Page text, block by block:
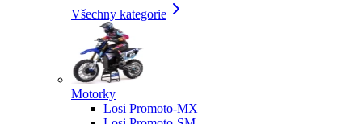
Všechny kategorie
Motorky
Losi Promoto-MX